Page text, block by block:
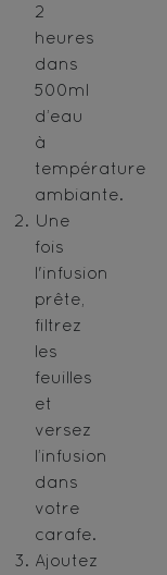
2
heures
dans
500ml
d’eau
à
température
ambiante.
Une
fois
l'infusion
prête,
filtrez
les
feuilles
et
versez
l’infusion
dans
votre
carafe.
Ajoutez